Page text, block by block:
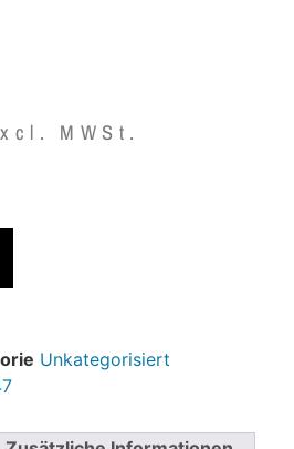
MWSt.
Unkategorisiert